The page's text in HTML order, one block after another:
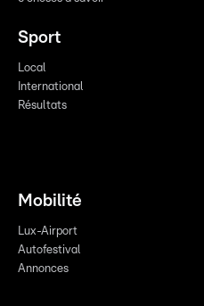
Sport
Local
International
Résultats
Mobilité
Lux-Airport
Autofestival
Annonces